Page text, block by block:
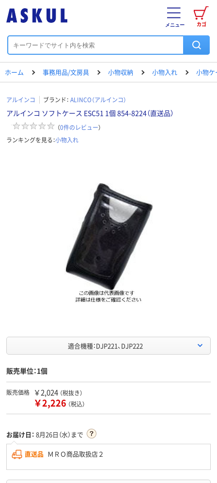
カゴ
メニュー
ホーム 事務用品/文房具 小物収納 小物入れ 小物ケ
アルインコ ブランド： ALINCO（アルインコ）
アルインコ ソフトケース ESC51 1個 854-8224（直送品）
（0件のレビュー）
ランキングを見る：小物入れ
適合機種：DJP221、DJP222
販売単位：1個
販売価格 ￥2,024 （税抜き）
￥2,226 （税込）
お届け日： 8月26日（水）まで
直送品 ＭＲＯ商品取扱店２